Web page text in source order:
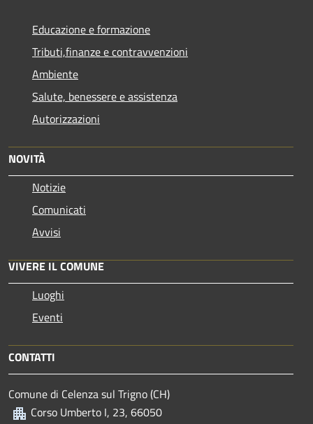
Educazione e formazione
Tributi,finanze e contravvenzioni
Ambiente
Salute, benessere e assistenza
Autorizzazioni
NOVITÀ
Notizie
Comunicati
Avvisi
VIVERE IL COMUNE
Luoghi
Eventi
CONTATTI
Comune di Celenza sul Trigno (CH)
Corso Umberto I, 23, 66050